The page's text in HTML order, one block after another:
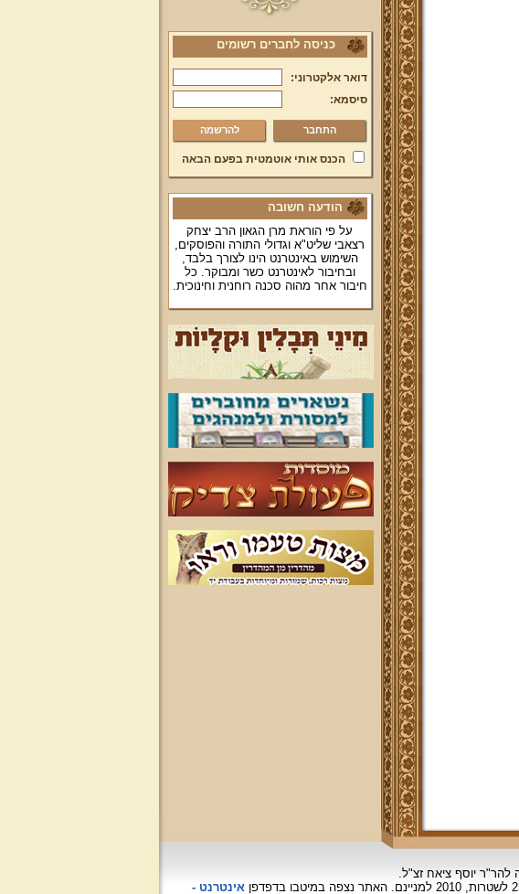
כניסה לחברים רשומים
דואר אלקטרוני:
סיסמא:
להרשמה
הכנס אותי אוטמטית בפעם הבאה
הודעה חשובה
על פי הוראת מרן הגאון הרב יצחק
רצאבי שליט"א וגדולי התורה והפוסקים,
השימוש באינטרנט הינו לצורך בלבד,
ובחיבור לאינטרנט כשר ומבוקר. כל
חיבור אחר מהוה סכנה רוחנית וחינוכית.
להר"ר יוסף ציאח זצ"ל.
האתר נצפהבמיטבו בדפדפןאינטרנט -